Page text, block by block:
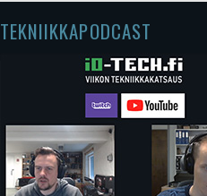
TEKNIIKKAPODCAST